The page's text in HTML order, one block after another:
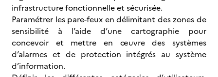
infrastructure fonctionnelle et sécurisée.
Paramétrer les pare-feux en délimitant des zones de
sensibilité à l’aide d’une cartographie pour
concevoir et mettre en œuvre des systèmes
d’alarmes et de protection intégrés au système
d’information.